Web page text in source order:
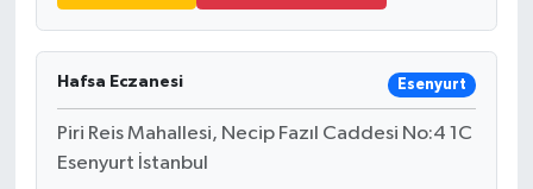
Hafsa Eczanesi Esenyurt
Piri Reis Mahallesi, Necip Fazıl Caddesi No:4 1C
Esenyurt İstanbul